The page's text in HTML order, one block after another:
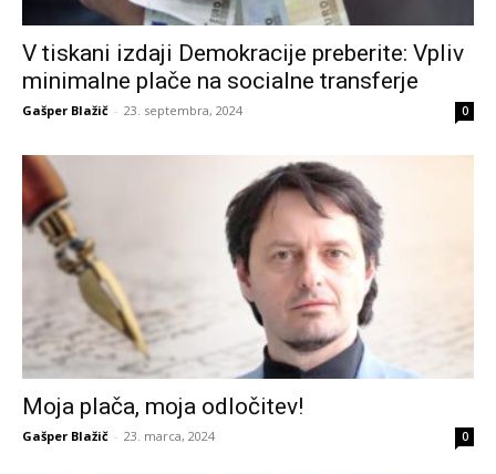
V tiskani izdaji Demokracije preberite: Vpliv
minimalne plače na socialne transferje
Gašper Blažič - 23. septembra, 2024 0
Moja plača, moja odločitev!
Gašper Blažič - 23. marca, 2024 0